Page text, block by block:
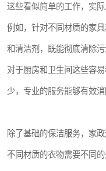
这些看似简单的工作，实
例如，针对不同材质的家
和清洁剂，既能彻底清除
对于厨房和卫生间这些容
少，专业的服务能够有效
除了基础的保洁服务，家
不同材质的衣物需要不同